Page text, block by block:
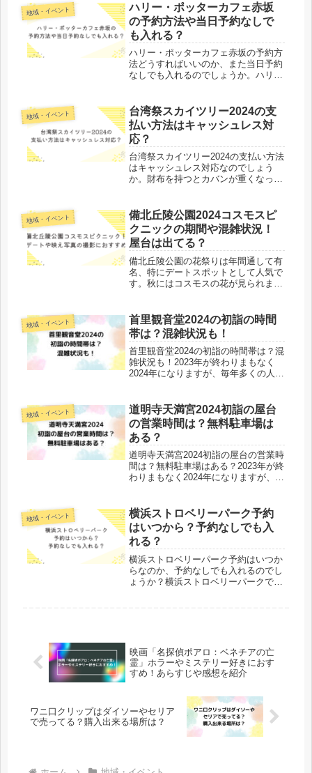
地域・イベント
ハリー・ポッターカフェ赤坂
の予約方法や当日予約なしで
も入れる？
ハリー・ポッターカフェ赤坂の予約方
法どうすればいいのか、また当日予約
なしでも入れるのでしょうか。ハリ
カフェ赤坂」です。ここでは、ファン
タジーが息づく環境の中で、映画に登
場...
地域・イベント
台湾祭スカイツリー2024の支
払い方法はキャッシュレス対
応？
台湾祭スカイツリー2024の支払い方法
はキャッシュレス対応なのでしょう
か。財布を持つとカバンが重くなった
い方法がキャッシュレス対応していな
い場合、現金を持ち合わせていない
と...
地域・イベント
備北丘陵公園2024コスモスピ
クニックの期間や混雑状況！
屋台は出てる？
備北丘陵公園の花祭りは年間通して有
名、特にデートスポットとして人気で
す。秋にはコスモスの花が見られま
がらゆっくり話すことができるので、
付き合う前・付き合いたてのデートに
ぴっ...
地域・イベント
首里観音堂2024の初詣の時間
帯は？混雑状況も！
首里観音堂2024の初詣の時間帯は？混
雑状況も！2023年が終わりまもなく
2024年になりますが、毎年多くの人が
は千手観音菩薩をご本尊するお寺とし
ても有名ですね。初詣でに行...
地域・イベント
道明寺天満宮2024初詣の屋台
の営業時間は？無料駐車場は
ある？
道明寺天満宮2024初詣の屋台の営業時
間は？無料駐車場はある？2023年が終
わりまもなく2024年になりますが、道
や受験合格などの御利益で有名な神社
ですよね。車で行く方は無...
地域・イベント
横浜ストロベリーパーク予約
はいつから？予約なしでも入
れる？
横浜ストロベリーパーク予約はいつか
らなのか、予約なしでも入れるのでし
ょうか？横浜ストロベリーパークで
映画「名探偵ポアロ：ベネチアの亡
霊」ホラーやミステリー好きにおす
すめ！あらすじや感想を紹介
ワニ口クリップはダイソーやセリア
で売ってる？購入出来る場所は？